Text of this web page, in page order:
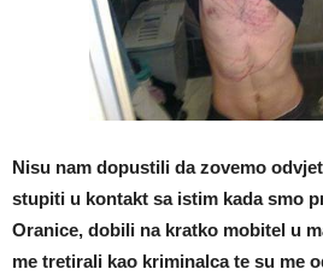
Nisu nam dopustili da zovemo
stupiti u kontakt sa istim kada smo
Oranice, dobili na kratko mobitel u
me tretirali kao kriminalca te su me